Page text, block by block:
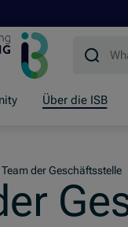
Über die ISB
Team der Geschäftsstelle